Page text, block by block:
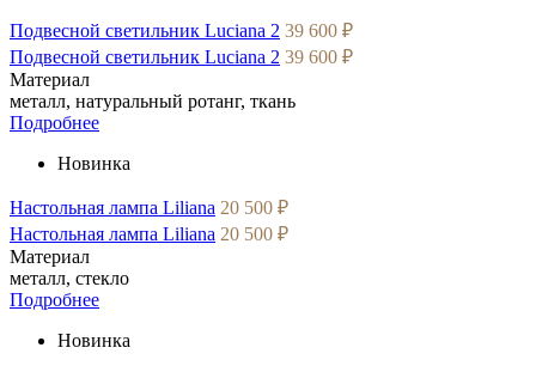
Подвесной светильник Luciana 2 39 600 ₽
Подвесной светильник Luciana 2 39 600 ₽
Материал
металл, натуральный ротанг, ткань
Подробнее
Новинка
Настольная лампа Liliana 20 500 ₽
Настольная лампа Liliana 20 500 ₽
Материал
металл, стекло
Подробнее
Новинка